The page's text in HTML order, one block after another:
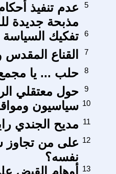
عدم تنفيذ أحكام
مذبحة جديدة
5
تفكيك السياسة 6
القناع 7
حلب ... يا مجمع 8
حول معتقلي
9
سياسيون 10
مديح الجندي 11
على من تجاوز
نفسه؟
12
أوهام القبض على 13